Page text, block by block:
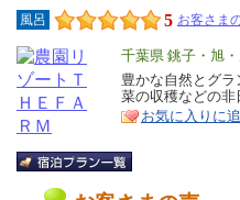
風呂 5 お客さま
エ
リ
ア
千葉県 銚子・旭
特
徴
豊かな自然とグ
菜の収穫などの
お気に入りに